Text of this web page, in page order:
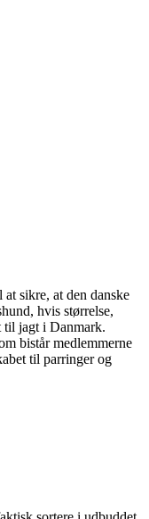
sikre, at den danske
hvis størrelse,
til jagt i Danmark.
bistår medlemmerne
til parringer og